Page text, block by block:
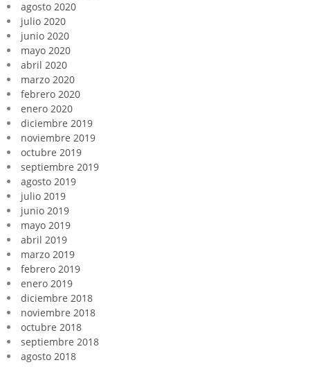
agosto 2020
julio 2020
junio 2020
mayo 2020
abril 2020
marzo 2020
febrero 2020
enero 2020
diciembre 2019
noviembre 2019
octubre 2019
septiembre 2019
agosto 2019
julio 2019
junio 2019
mayo 2019
abril 2019
marzo 2019
febrero 2019
enero 2019
diciembre 2018
noviembre 2018
octubre 2018
septiembre 2018
agosto 2018